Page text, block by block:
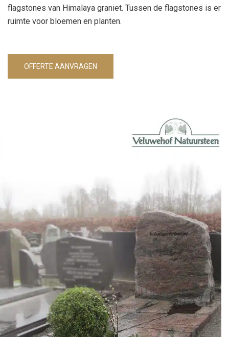
flagstones van Himalaya graniet. Tussen de flagstones is er
ruimte voor bloemen en planten.
OFFERTE AANVRAGEN